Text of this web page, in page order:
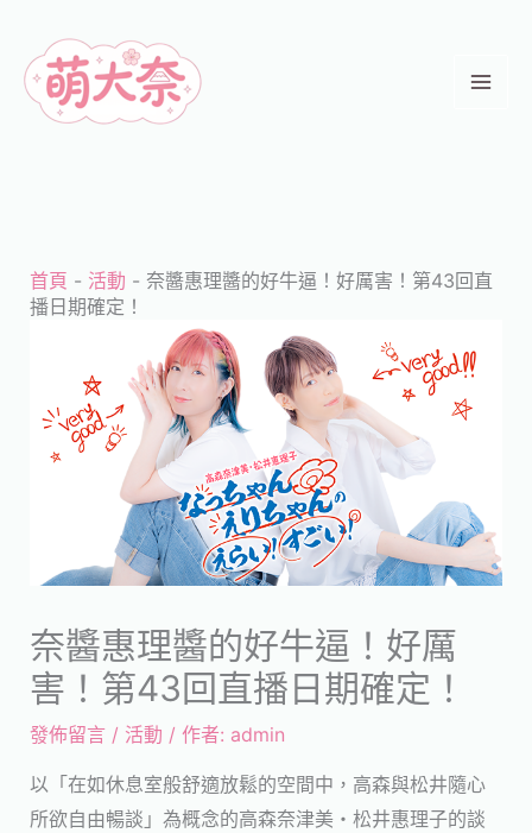
首頁 - 活動 - 奈醬惠理醬的好牛逼！好厲害！第43回直
播日期確定！
奈醬惠理醬的好牛逼！好厲
害！第43回直播日期確定！
發佈留言 / 活動 / 作者: admin
以「在如休息室般舒適放鬆的空間中，高森與松井隨心
所欲自由暢談」為概念的高森奈津美・松井惠理子的談